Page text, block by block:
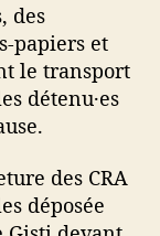
des
papiers et
le transport
détenu·es
des CRA
déposée